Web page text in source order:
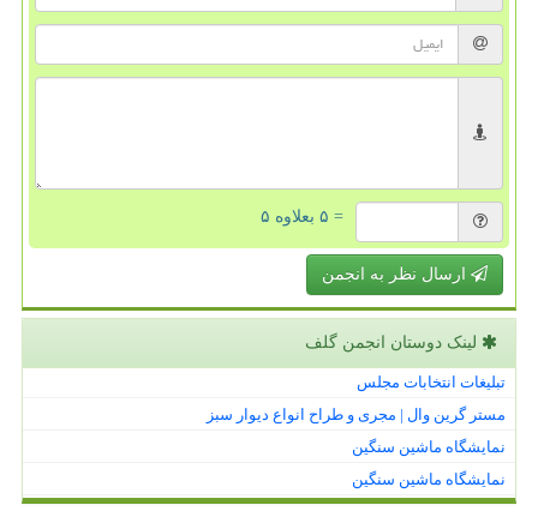
= ۵ بعلاوه ۵
ارسال نظر به انجمن
لینک دوستان انجمن گلف
تبلیغات انتخابات مجلس
مستر گرین وال | مجری و طراح انواع دیوار سبز
نمایشگاه ماشین سنگین
نمایشگاه ماشین سنگین